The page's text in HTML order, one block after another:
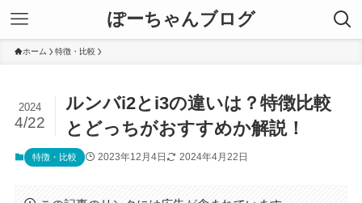
ぽーちゃんブログ
ホーム 特徴・比較
ルンバi2とi3の違いは？特徴比較
とどっちがおすすめか解説！
2024
4/22
特徴・比較 2023年12月4日 2024年4月22日